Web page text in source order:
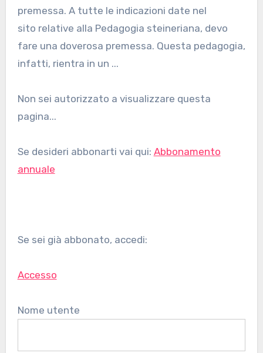
premessa. A tutte le indicazioni date nel
sito relative alla Pedagogia steineriana, devo
fare una doverosa premessa. Questa pedagogia,
infatti, rientra in un ...
Non sei autorizzato a visualizzare questa
pagina...
Se desideri abbonarti vai qui: Abbonamento
annuale
Se sei già abbonato, accedi:
Accesso
Nome utente